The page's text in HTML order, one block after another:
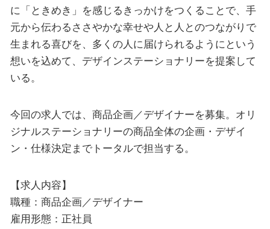
に「ときめき」を感じるきっかけをつくることで、手
元から伝わるささやかな幸せや人と人とのつながりで
生まれる喜びを、多くの人に届けられるようにという
想いを込めて、デザインステーショナリーを提案して
いる。
今回の求人では、商品企画／デザイナーを募集。オリ
ジナルステーショナリーの商品全体の企画・デザイ
ン・仕様決定までトータルで担当する。
【求人内容】
職種：商品企画／デザイナー
雇用形態：正社員